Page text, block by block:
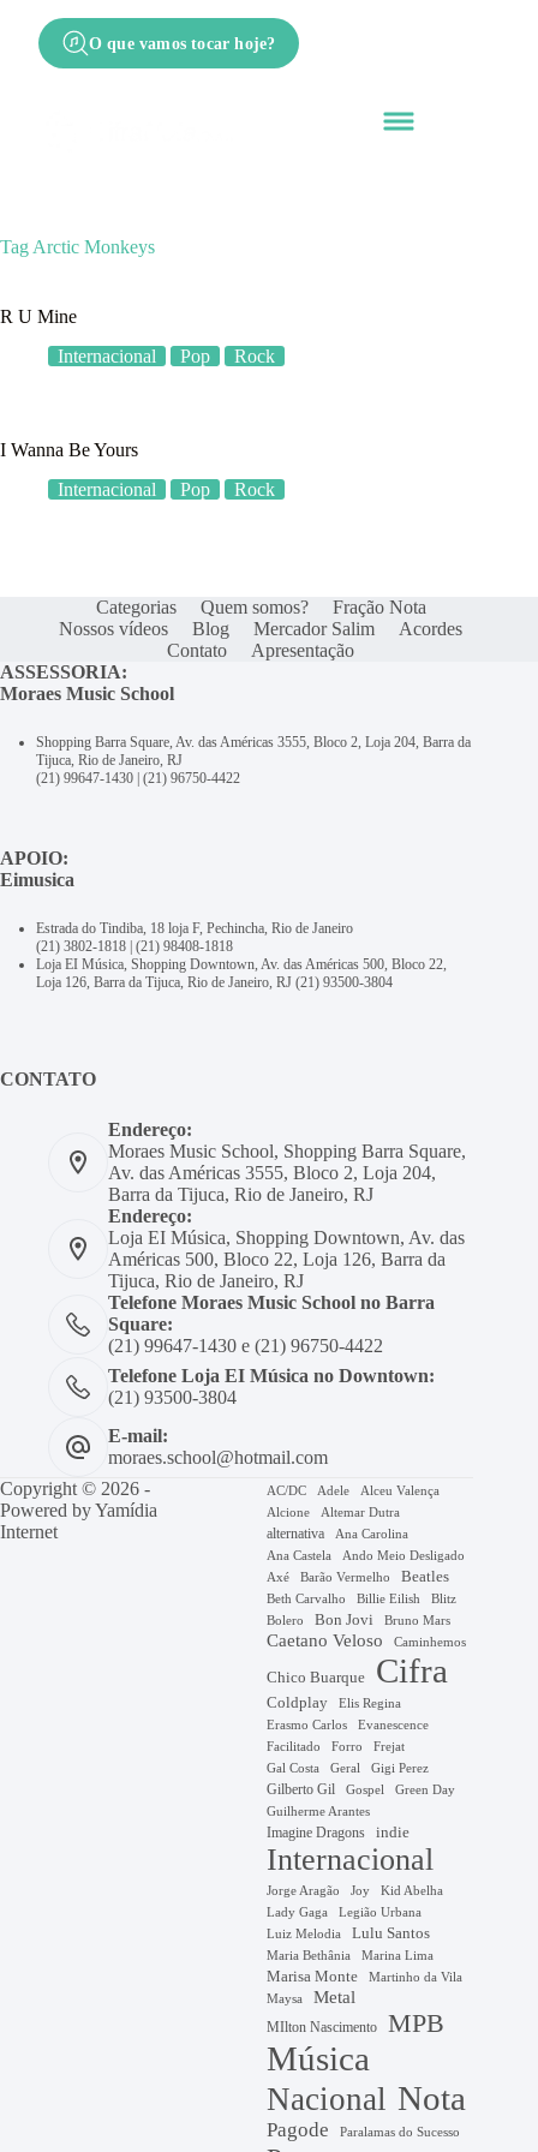
O que vamos tocar hoje?
Tag Arctic Monkeys
R U Mine
Internacional
Pop Rock
I Wanna Be Yours
Internacional
Pop Rock
Categorias Quem somos?
Fração Nota
Nossos vídeos
Blog Mercador Salim
Acordes
Contato
Apresentação
ASSESSORIA:
Moraes Music School
Shopping Barra Square, Av. das Américas 3555, Bloco 2, Loja 204, Barra da
Tijuca, Rio de Janeiro, RJ
(21) 99647-1430 | (21) 96750-4422
APOIO:
Eimusica
Estrada do Tindiba, 18 loja F, Pechincha, Rio de Janeiro
(21) 3802-1818 | (21) 98408-1818
Loja EI Música, Shopping Downtown, Av. das Américas 500, Bloco 22,
Loja 126, Barra da Tijuca, Rio de Janeiro, RJ (21) 93500-3804
CONTATO
Endereço:
Moraes Music School, Shopping Barra Square,
Av. das Américas 3555, Bloco 2, Loja 204,
Barra da Tijuca, Rio de Janeiro, RJ
Endereço:
Loja EI Música, Shopping Downtown, Av. das
Américas 500, Bloco 22, Loja 126, Barra da
Tijuca, Rio de Janeiro, RJ
Telefone Moraes Music School no Barra
Square:
(21) 99647-1430 e (21) 96750-4422
Telefone Loja EI Música no Downtown:
(21) 93500-3804
E-mail:
moraes.school@hotmail.com
Copyright © 2026 -
Powered byYamídia
Internet
AC/DC Adele
Alceu Valença
Alcione
Altemar Dutra
alternativa
Ana Carolina
Ana Castela
Ando Meio Desligado
Axé Barão Vermelho Beatles
Beth Carvalho Billie Eilish
Blitz
Bolero
Bon Jovi Bruno Mars
Caetano Veloso Caminhemos
Chico Buarque Cifra
Coldplay
Elis Regina
Erasmo Carlos
Evanescence
Facilitado
Forro Frejat
Gal Costa Geral Gigi Perez
Gilberto Gil Gospel Green Day
Guilherme Arantes
Imagine Dragons indie
Internacional
Jorge Aragão Joy Kid Abelha
Lady Gaga
Legião Urbana
Luiz Melodia
Lulu Santos
Maria Bethânia Marina Lima
Marisa Monte
Martinho da Vila
Maysa
Metal
MIlton Nascimento MPB
Música
Nacional Nota
Pagode Paralamas do Sucesso